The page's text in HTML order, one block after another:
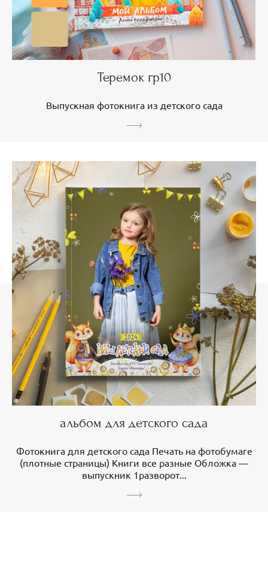
Теремок гр10
Выпускная фотокнига из детского сада
альбом для детского сада
Фотокнига для детского сада Печать на фотобумаге
(плотные страницы) Книги все разные Обложка —
выпускник 1разворот...